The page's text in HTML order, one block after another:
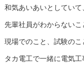
和気あいあいとしてい
先輩社員がわからない
現場でのこと、試験の
タカ電工で一緒に電気